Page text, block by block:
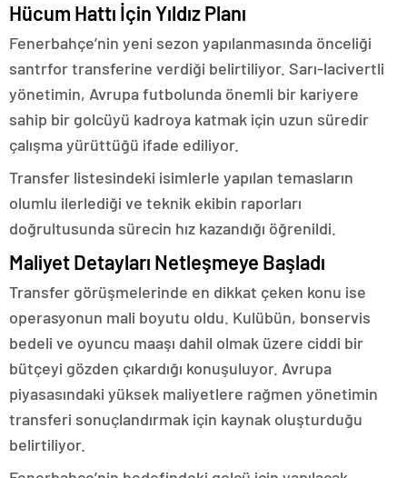
Hücum Hattı İçin Yıldız Planı
Fenerbahçe’nin yeni sezon yapılanmasında önceliği
santrfor transferine verdiği belirtiliyor. Sarı-lacivertli
yönetimin, Avrupa futbolunda önemli bir kariyere
sahip bir golcüyü kadroya katmak için uzun süredir
çalışma yürüttüğü ifade ediliyor.
Transfer listesindeki isimlerle yapılan temasların
olumlu ilerlediği ve teknik ekibin raporları
doğrultusunda sürecin hız kazandığı öğrenildi.
Maliyet Detayları Netleşmeye Başladı
Transfer görüşmelerinde en dikkat çeken konu ise
operasyonun mali boyutu oldu. Kulübün, bonservis
bedeli ve oyuncu maaşı dahil olmak üzere ciddi bir
bütçeyi gözden çıkardığı konuşuluyor. Avrupa
piyasasındaki yüksek maliyetlere rağmen yönetimin
transferi sonuçlandırmak için kaynak oluşturduğu
belirtiliyor.